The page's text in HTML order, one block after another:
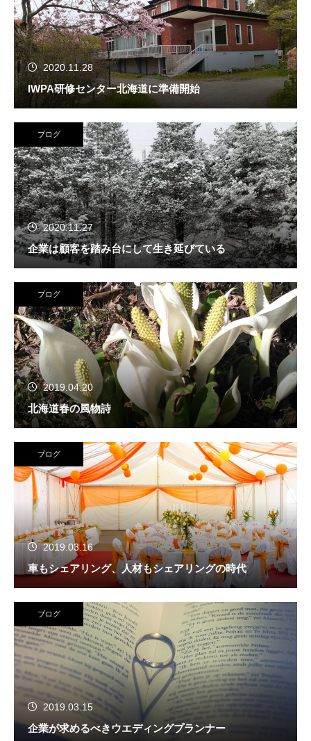
2020.11.28
IWPA研修センター北海道に準備開始
ブログ
2020.11.27
企業は顧客を踏み台にして生き延びている
ブログ
2019.04.20
北海道春の風物詩
ブログ
2019.03.16
車もシェアリング、人材もシェアリングの時代
ブログ
2019.03.15
企業が求めるべきウエディングプランナー